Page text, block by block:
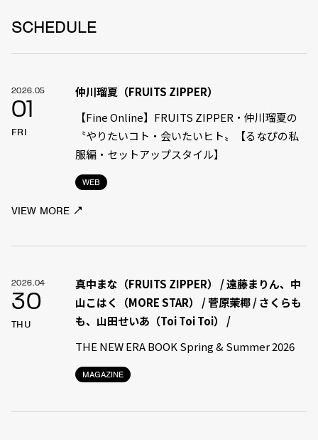
SCHEDULE
2026.05
01
FRI
WEB
仲川瑠夏（FRUITS ZIPPER）
【Fine Online】FRUITS ZIPPER・仲川瑠夏の
〝やりたいコト・会いたいヒト〟【るなぴの私
服編・セットアップスタイル】
VIEW MORE
2026.04
30
THU
MAGAZINE
真中まな（FRUITS ZIPPER） / 遠藤まりん、中
山こはく（MORE STAR） / 菅原茉椰 / さくらも
も、山田せいあ（Toi Toi Toi） /
THE NEW ERA BOOK Spring & Summer 2026